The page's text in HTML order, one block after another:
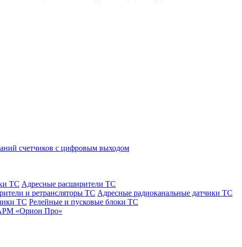
счетчиков с цифровым выходом
ТС Адресные расширители ТС
и ретрансляторы ТС Адресные радиоканальные датчики ТС
ТС Релейные и пусковые блоки ТС
«Орион Про»